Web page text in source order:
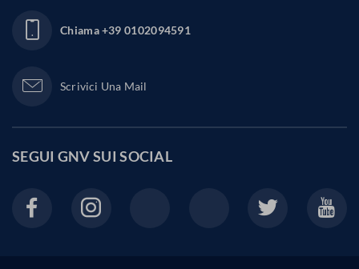
Chiama+39 0102094591
Scrivici Una Mail
SEGUI GNV SUISOCIAL